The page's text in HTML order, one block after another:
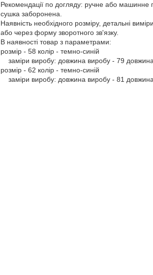
Рекомендації по догляду: ручне або машинне
сушка заборонена.
Наявність необхідного розміру, детальні
або через форму зворотного зв'язку.
В наявності товар з параметрами:
розмір - 58 колір - темно-синій
заміри виробу: довжина виробу - 79
розмір - 62 колір - темно-синій
заміри виробу: довжина виробу - 81